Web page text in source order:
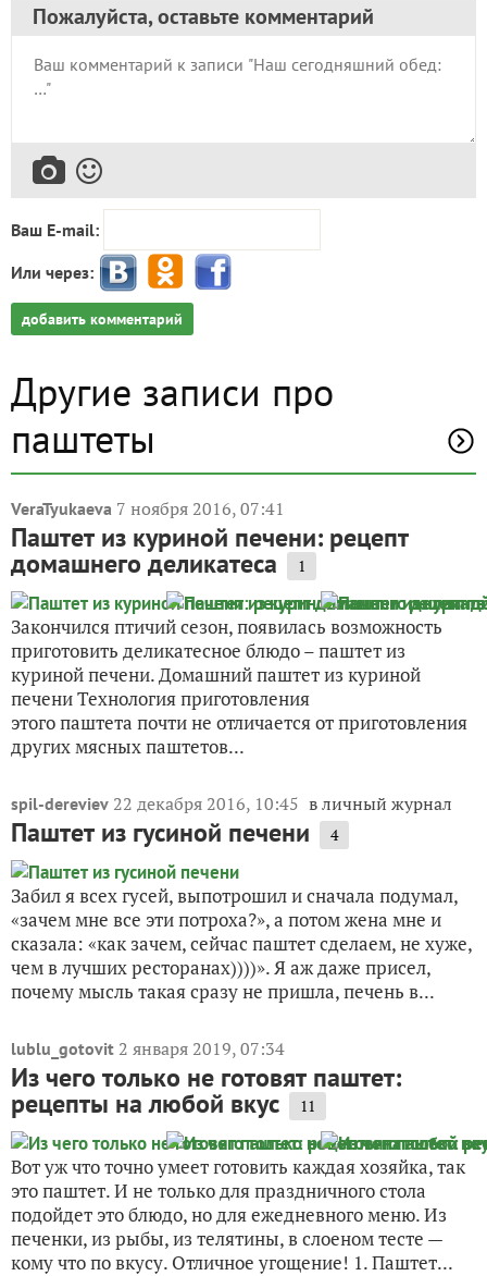
Пожалуйста, оставьте комментарий
Ваш E-mail:
Или через:
добавить комментарий
Другие записи про
паштеты
VeraTyukaeva 7 ноября 2016, 07:41
Паштет из куриной печени: рецепт
домашнего деликатеса 1
Закончился птичий сезон, появилась возможность
приготовить деликатесное блюдо – паштет из
куриной печени. Домашний паштет из куриной
печени Технология приготовления
этого паштета почти не отличается от приготовления
других мясных паштетов...
spil-dereviev 22 декабря 2016, 10:45 в личный журнал
Паштет из гусиной печени 4
Забил я всех гусей, выпотрошил и сначала подумал,
«зачем мне все эти потроха?», а потом жена мне и
сказала: «как зачем, сейчас паштет сделаем, не хуже,
чем в лучших ресторанах))))». Я аж даже присел,
почему мысль такая сразу не пришла, печень в...
lublu_gotovit 2 января 2019, 07:34
Из чего только не готовят паштет:
рецепты на любой вкус 11
Вот уж что точно умеет готовить каждая хозяйка, так
это паштет. И не только для праздничного стола
подойдет это блюдо, но для ежедневного меню. Из
печенки, из рыбы, из телятины, в слоеном тесте —
кому что по вкусу. Отличное угощение! 1. Паштет...